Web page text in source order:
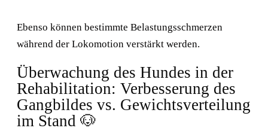
Ebenso können bestimmte Belastungsschmerzen
während der Lokomotion verstärkt werden.
Überwachung des Hundes in der
Rehabilitation: Verbesserung des
Gangbildes vs. Gewichtsverteilung
im Stand 🐶